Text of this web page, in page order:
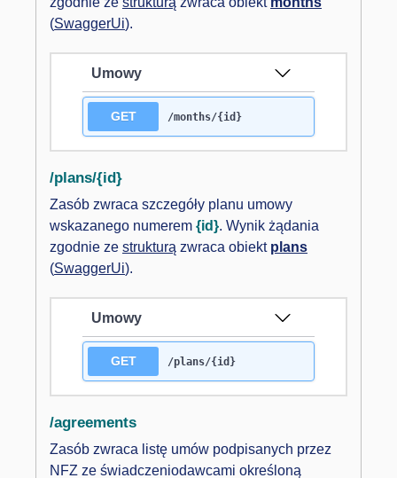
(SwaggerUi).
Umowy
GET /months/{id}
/plans/{id}
Zasób zwraca szczegóły planu umowy
wskazanego numerem {id}. Wynik żądania
zgodnie ze strukturą zwraca obiekt plans
(SwaggerUi).
Umowy
GET /plans/{id}
/agreements
Zasób zwraca listę umów podpisanych przez
NFZ ze świadczeniodawcami określoną